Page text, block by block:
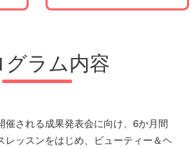
グラム内容
催される成果発表会に向け、6か月間
レッスンをはじめ、ビューティー＆ヘ